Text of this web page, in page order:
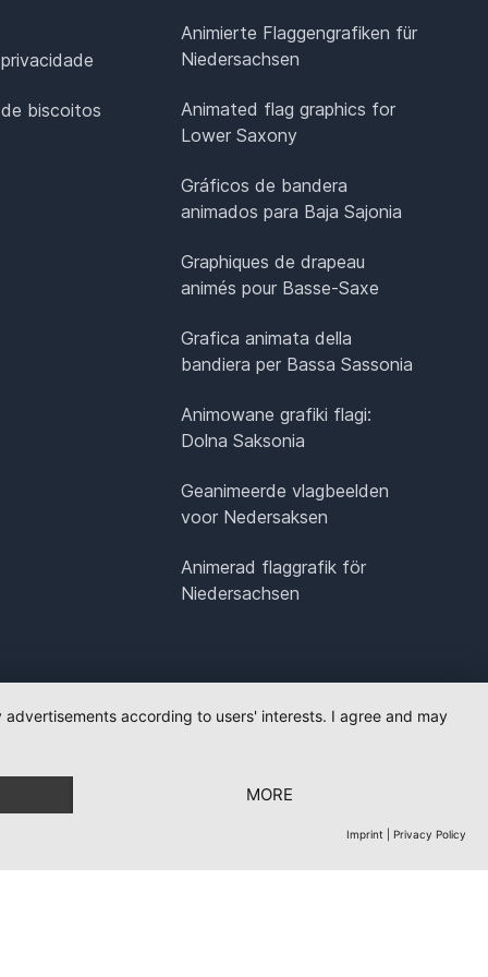
biscoitos
Animierte Flaggengrafiken für
Niedersachsen
Animated flag graphics for
Lower Saxony
Gráficos de bandera
animados para Baja Sajonia
Graphiques de drapeau
animés pour Basse-Saxe
Grafica animata della
bandiera per Bassa Sassonia
Animowane grafiki flagi:
Dolna Saksonia
Geanimeerde vlagbeelden
voor Nedersaksen
Animerad flaggrafik för
Niedersachsen
according to users' interests. I agree and may
MORE
Imprint Privacy Policy